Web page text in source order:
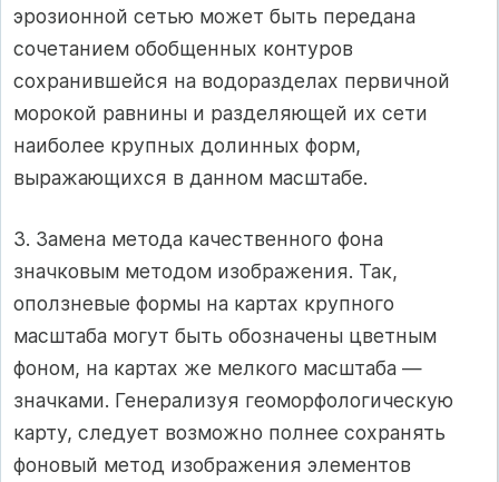
эрозионной сетью может быть передана
сочетанием обобщенных контуров
сохранившейся на водоразделах первичной
морокой равнины и разделяющей их сети
наиболее крупных долинных форм,
выражающихся в данном масштабе.
3. Замена метода качественного фона
значковым методом изображения. Так,
оползневые формы на картах крупного
масштаба могут быть обозначены цветным
фоном, на картах же мелкого масштаба —
значками. Генерализуя геоморфологическую
карту, следует возможно полнее сохранять
фоновый метод изображения элементов